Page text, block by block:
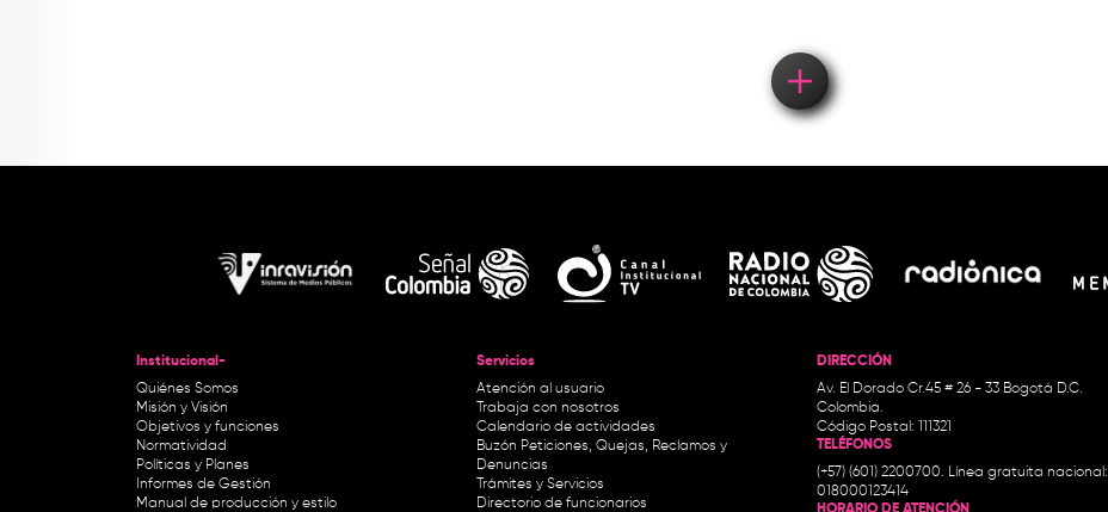
Institucional-
Quiénes Somos
Misión y Visión
Objetivos y funciones
Normatividad
Políticas y Planes
Informes de Gestión
Manual de producción y estilo
Servicios
Atención al usuario
Trabaja con nosotros
Calendario de actividades
Buzón Peticiones, Quejas, Reclamos y
Denuncias
Trámites y Servicios
Directorio de funcionarios
DIRECCIÓN
Av. El Dorado Cr.45 # 26 - 33 Bogotá D.C.
Colombia.
Código Postal: 111321
TELÉFONOS
(+57) (601) 2200700. Línea gratuita nacional:
018000123414